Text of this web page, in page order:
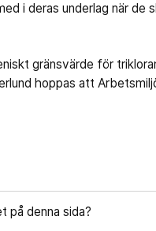
i deras underlag när de
gränsvärde för
hoppas att
på denna sida?